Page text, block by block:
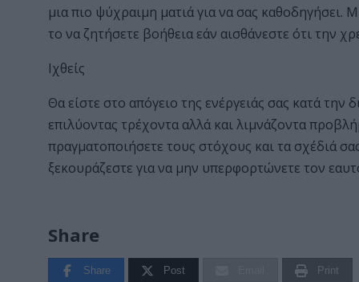
μια πιο ψύχραιμη ματιά για να σας
το να ζητήσετε βοήθεια εάν αισθάνεστε ότι την
Ιχθείς
Θα είστε στο απόγειο της ενέργειάς σας κατά
επιλύοντας τρέχοντα αλλά και λιμνάζοντα
πραγματοποιήσετε τους στόχους και τα σχέδιά
ξεκουράζεστε για να μην υπερφορτώνετε τον
Share
Share Post Print